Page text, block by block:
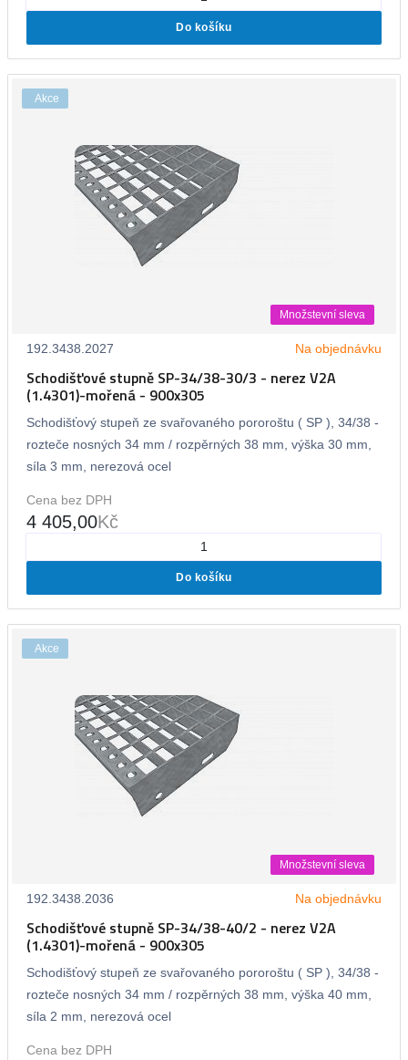
Do košíku
Akce
Množstevní sleva
192.3438.2027 Na objednávku
Schodišťové stupně SP-34/38-30/3 - nerez V2A
(1.4301)-mořená - 900x305
Schodišťový stupeň ze svařovaného pororoštu ( SP ), 34/38 -
rozteče nosných 34 mm / rozpěrných 38 mm, výška 30 mm,
síla 3 mm, nerezová ocel
Cena bez DPH
4 405,00Kč
Do košíku
Akce
Množstevní sleva
192.3438.2036 Na objednávku
Schodišťové stupně SP-34/38-40/2 - nerez V2A
(1.4301)-mořená - 900x305
Schodišťový stupeň ze svařovaného pororoštu ( SP ), 34/38 -
rozteče nosných 34 mm / rozpěrných 38 mm, výška 40 mm,
síla 2 mm, nerezová ocel
Cena bez DPH